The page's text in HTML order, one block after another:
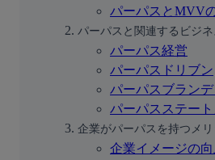
パーパスとMVV
パーパスと関連するビジ
パーパス経営
パーパスドリブン
パーパスブラン
パーパスステート
企業がパーパスを持つメリ
企業イメージの